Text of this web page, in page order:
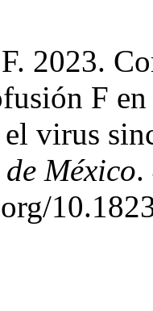
2023.
F
virus
México.